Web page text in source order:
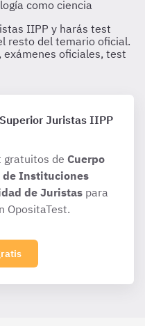
Juristas IIPP
gratuitos de Cuerpo
de Instituciones
de Juristaspara
OpositaTest.